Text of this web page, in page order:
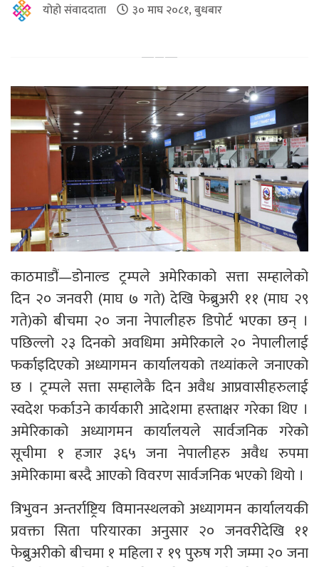
योहो संवाददाता ३० माघ २०८१, बुधबार
काठमाडौं—डोनाल्ड ट्रम्पले अमेरिकाको सत्ता सम्हालेको
दिन २० जनवरी (माघ ७ गते) देखि फेब्रुअरी ११ (माघ २९
गते)को बीचमा २० जना नेपालीहरु डिपोर्ट भएका छन् ।
पछिल्लो २३ दिनको अवधिमा अमेरिकाले २० नेपालीलाई
फर्काइदिएको अध्यागमन कार्यालयको तथ्यांकले जनाएको
छ । ट्रम्पले सत्ता सम्हालेकै दिन अवैध आप्रवासीहरुलाई
स्वदेश फर्काउने कार्यकारी आदेशमा हस्ताक्षर गरेका थिए ।
अमेरिकाको अध्यागमन कार्यालयले सार्वजनिक गरेको
सूचीमा १ हजार ३६५ जना नेपालीहरु अवैध रुपमा
अमेरिकामा बस्दै आएको विवरण सार्वजनिक भएको थियो ।
त्रिभुवन अन्तर्राष्ट्रिय विमानस्थलको अध्यागमन कार्यालयकी
प्रवक्ता सिता परियारका अनुसार २० जनवरीदेखि ११
फेब्रुअरीको बीचमा १ महिला र १९ पुरुष गरी जम्मा २० जना